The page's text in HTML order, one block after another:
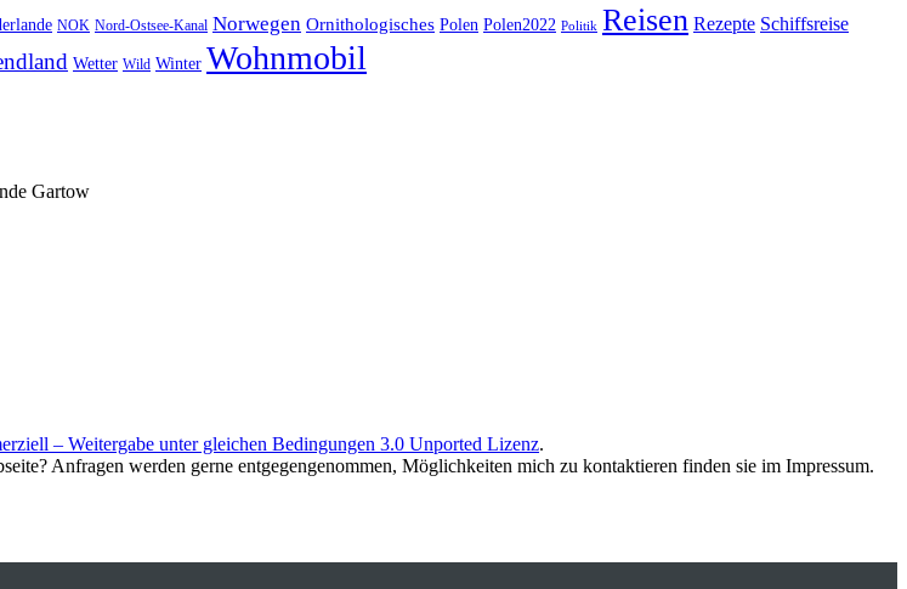
NOK Nord-Ostsee-Kanal Norwegen Ornithologisches Polen Polen2022 Politik Reisen Rezepte Schiffsreise
Wetter Wild Winter Wohnmobil
Gartow
– Weitergabe unter gleichen Bedingungen 3.0 Unported Lizenz.
Anfragen werden gerne entgegengenommen, Möglichkeiten mich zu kontaktieren finden sie im Impressum.